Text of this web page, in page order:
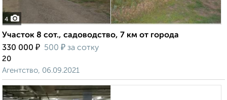
4
Участок 8 сот., садоводство, 7 км от города
330 000 ₽ 500 ₽ за сотку
20
Агентство, 06.09.2021